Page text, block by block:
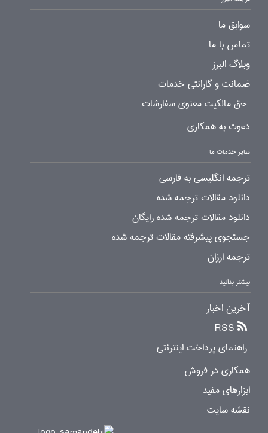
سوابق ما
تماس با ما
وبلاگ البرز
ضمانت و گارانتی خدمات
حق مالکیت معنوی سفارشات
دعوت به همکاری
سایر خدمات ما
ترجمه انگلیسی به فارسی
دانلود مقالات ترجمه شده
دانلود مقالات ترجمه شده رایگان
جستجوی پیشرفته مقالات ترجمه شده
ترجمه ارزان
بیشتر بدانید
آخرین اخبار
RSS
راهنمای پرداخت اینترنتی
همکاری در فروش
ابزارهای مفید
نقشه سایت